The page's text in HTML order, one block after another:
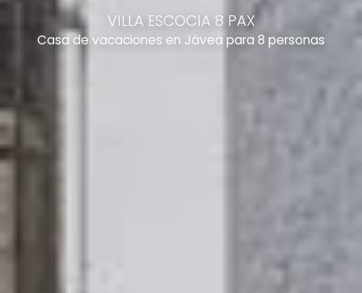
VILLA ESCOCIA 8 PAX
Casa de vacaciones en Jávea para 8 personas